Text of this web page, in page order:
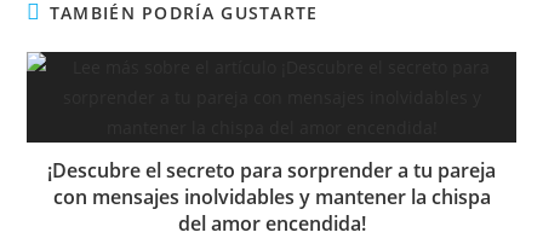
TAMBIÉN PODRÍA GUSTARTE
¡Descubre el secreto para sorprender a tu pareja
con mensajes inolvidables y mantener la chispa
del amor encendida!